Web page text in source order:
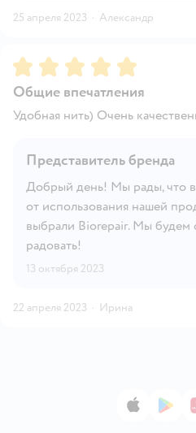
25 апреля 2023 · Александр
Рейтинг:5
Общие впечатления
Удобная нить) Очень
Представитель бренда
Добрый день! Мы рады, что
от использования нашей
выбрали Biorepair. Мы будем
радовать!
13 октября 2023
22 апреля 2023 · Ирина
App Store